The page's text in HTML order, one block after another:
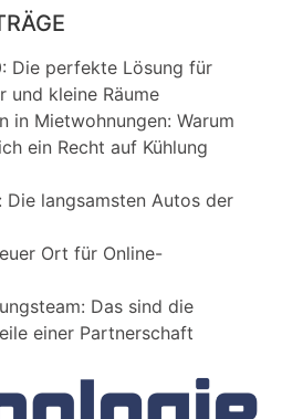
Die perfekte Lösung für
und kleine Räume
in Mietwohnungen: Warum
ein Recht auf Kühlung
Die langsamsten Autos der
Ort für Online-
Das sind die
einer Partnerschaft